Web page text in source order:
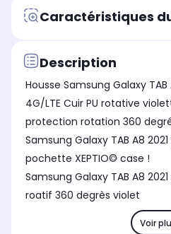
Caractéristiques
Description
Housse Samsung Galaxy TAB A8
4G/LTE Cuir PU rotative
protection rotation 360
Samsung Galaxy TAB A8 2021 pouces -
pochette XEPTIO© case !
Samsung Galaxy TAB A8 2021 pouces
roatif 360 degrès violet
Voir